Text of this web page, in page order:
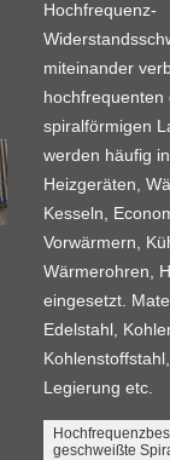
Hochfrequenz-
miteinander
hochfrequenten
spiralförmigen
werden häufig
Heizgeräten,
Kesseln,
Vorwärmern,
Wärmerohren,
eingesetzt.
Edelstahl,
Legierung etc.
geschweißte